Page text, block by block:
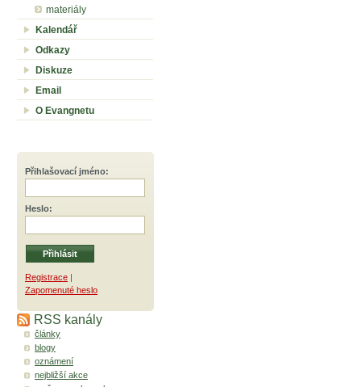
materiály
Kalendář
Odkazy
Diskuze
Email
O Evangnetu
Přihlašovací jméno:
Heslo:
Registrace |
Zapomenuté heslo
RSS kanály
články
blogy
oznámení
nejbližší akce